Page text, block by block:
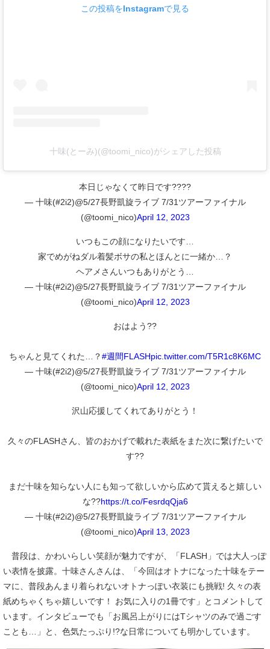
この投稿をInstagramで見る
十味(とーみ)(@toomi_nico)がシェアした投稿
本日じゃなくて昨日です????
— 十味(#2i2)@5/27長野凱旋ライブ 7/31ツアーファイナル
(@toomi_nico)April 12, 2023
いつもこの顔になりたいです…
家でめがねダル着髪ボサの私とほんとに一緒か…？
ヘアメさんいつもありがとう…
— 十味(#2i2)@5/27長野凱旋ライブ 7/31ツアーファイナル
(@toomi_nico)April 12, 2023
おはよう??
ちゃんと見てくれた…？#週間FLASHpic.twitter.com/T5R1c8K6MC
— 十味(#2i2)@5/27長野凱旋ライブ 7/31ツアーファイナル
(@toomi_nico)April 12, 2023
沢山応援してくれてありがとう！
久々のFLASHさん、皆のおかげで載れた表紙をまた次に繋げたいで
す??
まだ十味を知らない人にも知って欲しいから広めて貰えると嬉しい
な??https://t.co/FesrdqQja6
— 十味(#2i2)@5/27長野凱旋ライブ 7/31ツアーファイナル
(@toomi_nico)April 13, 2023
普段は、かわいらしい笑顔が魅力ですが、「FLASH」では大人っぽ
い表情を披露。十味さんさんは、「今回はオトナになった十味をテー
マに、普段あんまり着られないオトナっぽい衣装にも挑戦! 久々の表
紙めちゃくちゃ嬉しいです！ お気に入りの1冊です」とコメントして
います。インタビューでも「お風呂上がりにはTシャツのみで過ごす
ことも…」と、色気たっぷり!?な日常についても明かしています。